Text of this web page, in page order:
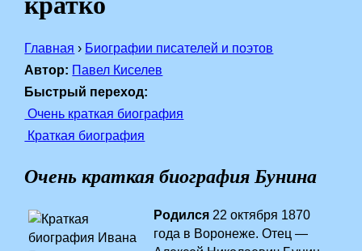
Главная › Биографии писателей и поэтов
Автор: Павел Киселев
Быстрый переход:
Очень краткая биография
Краткая биография
Очень краткая биография Бунина
Родился 22 октября 1870
года в Воронеже. Отец —